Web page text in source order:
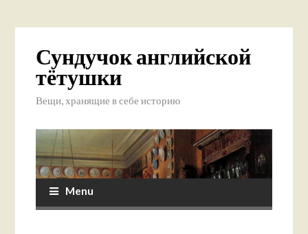
Сундучок английской
тётушки
Вещи, хранящие в себе историю
Menu